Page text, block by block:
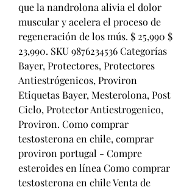
que la nandrolona alivia el dolor
muscular y acelera el proceso de
regeneración de los mús. $ 25,990 $
23,990. SKU 9876234536 Categorías
Bayer, Protectores, Protectores
Antiestrógenicos, Proviron
Etiquetas Bayer, Mesterolona, Post
Ciclo, Protector Antiestrogenico,
Proviron. Como comprar
testosterona en chile, comprar
proviron portugal - Compre
esteroides en línea Como comprar
testosterona en chile Venta de